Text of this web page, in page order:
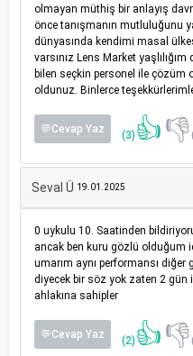
olmayan müthiş bir anlayış
önce tanışmanın mutluluğunu
dünyasında kendimi masal
varsınız Lens Market
bilen seçkin personel ile çözüm
oldunuz. Binlerce
💬Cevap Yaz (3) 👍👎
Seval Ü 19.01.2025
0 uykulu 10. Saatinden
ancak ben kuru gözlü olduğum
umarım aynı performansı
diyecek bir söz yok zaten 2
ahlakına sahipler
💬Cevap Yaz (2) 👍👎